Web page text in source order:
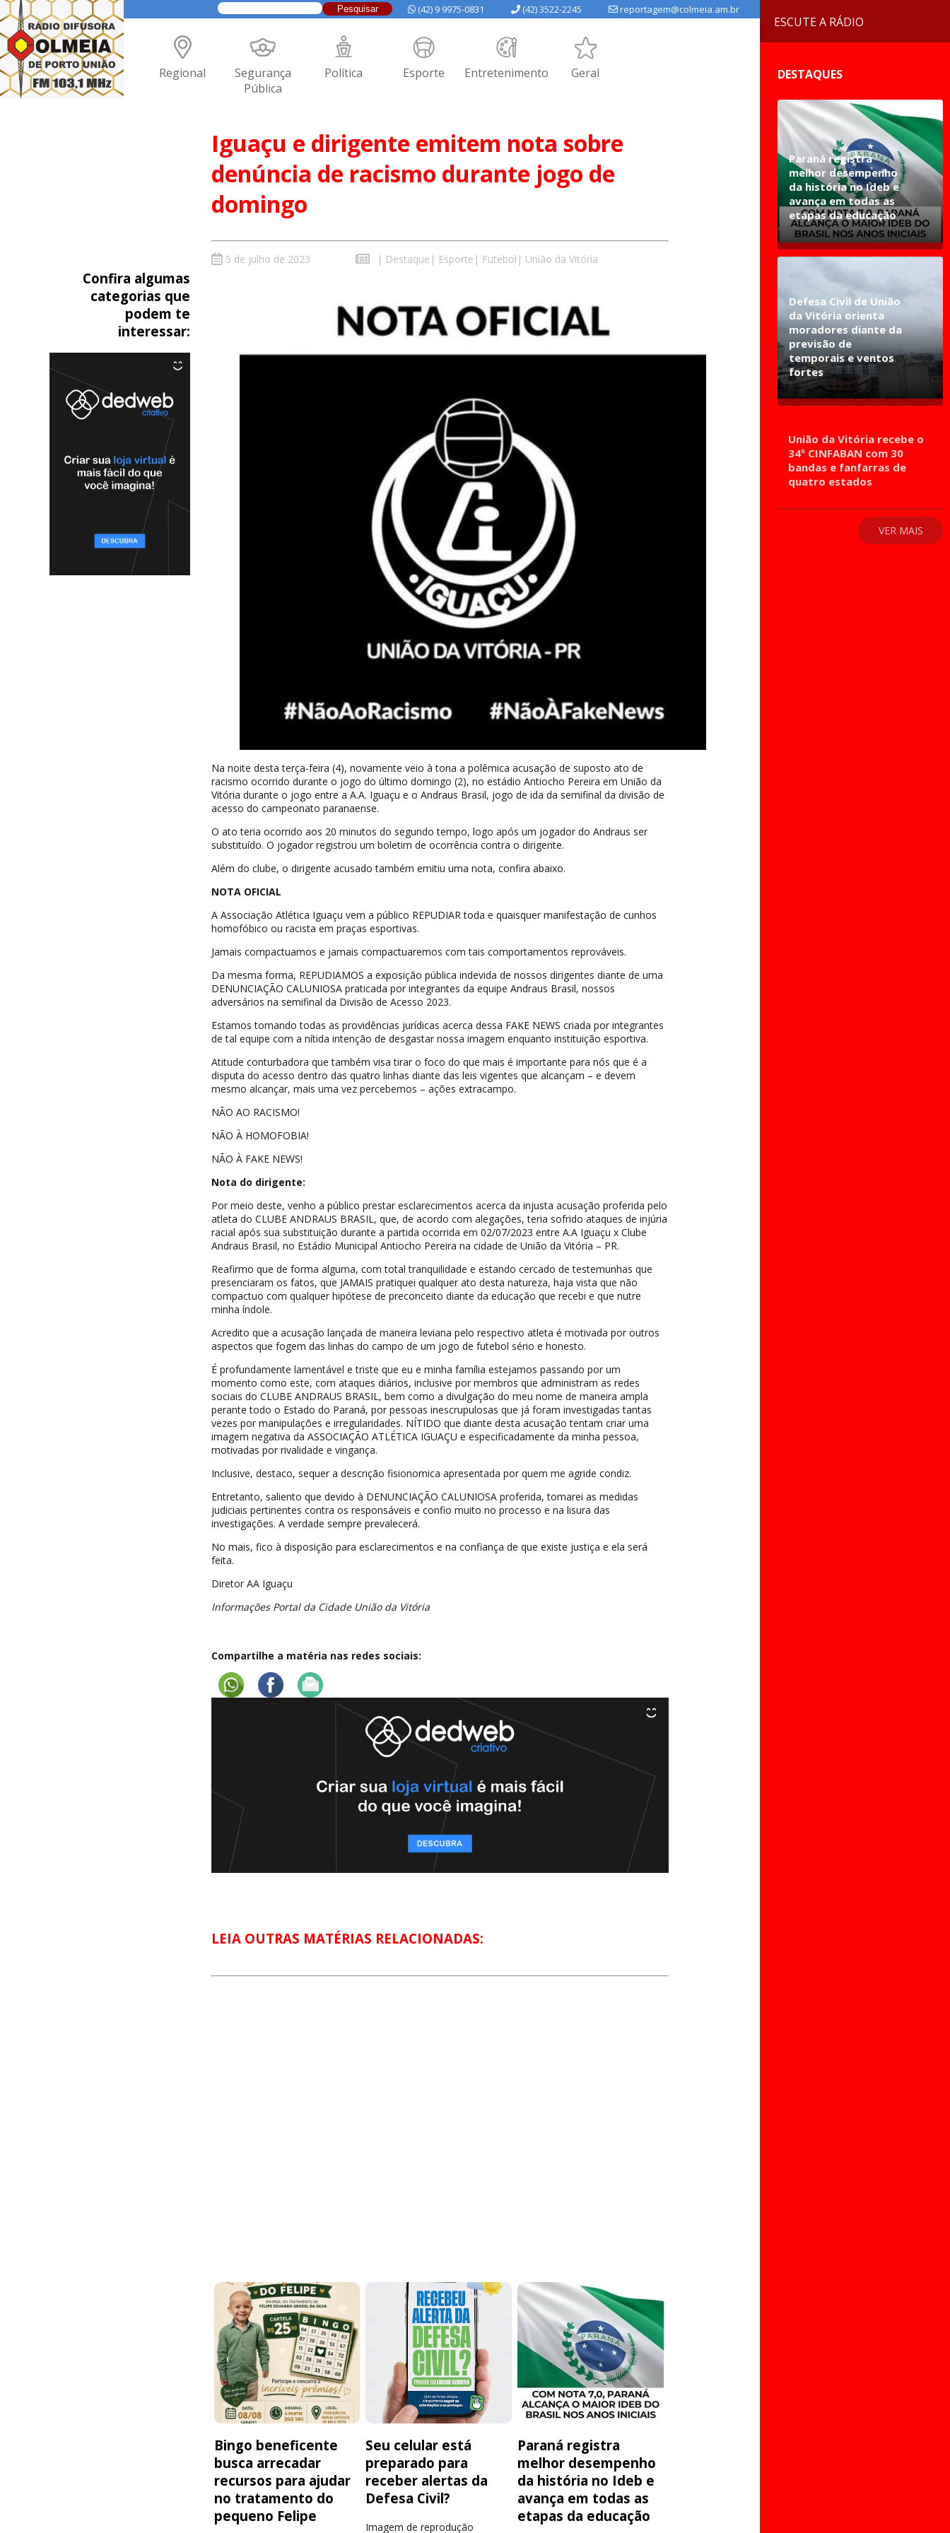
reportagem@colmeia.am.br
(42) 3522-2245
(42) 9 9975-0831
Regional Segurança
Pública
Política Esporte Entretenimento Geral
Iguaçu e dirigente emitem nota sobre
denúncia de racismo durante jogo de
domingo
Confira algumas
categorias que
podem te
interessar:
5 de julho de 2023 | Destaque | Esporte | Futebol | União da Vitória
Na noite desta terça-feira (4), novamente veio à tona a polêmica acusação de suposto ato de
racismo ocorrido durante o jogo do último domingo (2), no estádio Antiocho Pereira em União da
Vitória durante o jogo entre a A.A. Iguaçu e o Andraus Brasil, jogo de ida da semifinal da divisão de
acesso do campeonato paranaense.
O ato teria ocorrido aos 20 minutos do segundo tempo, logo após um jogador do Andraus ser
substituído. O jogador registrou um boletim de ocorrência contra o dirigente.
Além do clube, o dirigente acusado também emitiu uma nota, confira abaixo.
NOTA OFICIAL
A Associação Atlética Iguaçu vem a público REPUDIAR toda e quaisquer manifestação de cunhos
homofóbico ou racista em praças esportivas.
Jamais compactuamos e jamais compactuaremos com tais comportamentos reprováveis.
Da mesma forma, REPUDIAMOS a exposição pública indevida de nossos dirigentes diante de uma
DENUNCIAÇÃO CALUNIOSA praticada por integrantes da equipe Andraus Brasil, nossos
adversários na semifinal da Divisão de Acesso 2023.
Estamos tomando todas as providências jurídicas acerca dessa FAKE NEWS criada por integrantes
de tal equipe com a nítida intenção de desgastar nossa imagem enquanto instituição esportiva.
Atitude conturbadora que também visa tirar o foco do que mais é importante para nós que é a
disputa do acesso dentro das quatro linhas diante das leis vigentes que alcançam – e devem
mesmo alcançar, mais uma vez percebemos – ações extracampo.
NÃO AO RACISMO!
NÃO À HOMOFOBIA!
NÃO À FAKE NEWS!
Nota do dirigente:
Por meio deste, venho a público prestar esclarecimentos acerca da injusta acusação proferida pelo
atleta do CLUBE ANDRAUS BRASIL, que, de acordo com alegações, teria sofrido ataques de injúria
racial após sua substituição durante a partida ocorrida em 02/07/2023 entre A.A Iguaçu x Clube
Andraus Brasil, no Estádio Municipal Antiocho Pereira na cidade de União da Vitória – PR.
Reafirmo que de forma alguma, com total tranquilidade e estando cercado de testemunhas que
presenciaram os fatos, que JAMAIS pratiquei qualquer ato desta natureza, haja vista que não
compactuo com qualquer hipótese de preconceito diante da educação que recebi e que nutre
minha índole.
Acredito que a acusação lançada de maneira leviana pelo respectivo atleta é motivada por outros
aspectos que fogem das linhas do campo de um jogo de futebol sério e honesto.
É profundamente lamentável e triste que eu e minha família estejamos passando por um
momento como este, com ataques diários, inclusive por membros que administram as redes
sociais do CLUBE ANDRAUS BRASIL, bem como a divulgação do meu nome de maneira ampla
perante todo o Estado do Paraná, por pessoas inescrupulosas que já foram investigadas tantas
vezes por manipulações e irregularidades. NÍTIDO que diante desta acusação tentam criar uma
imagem negativa da ASSOCIAÇÃO ATLÉTICA IGUAÇU e especificadamente da minha pessoa,
motivadas por rivalidade e vingança.
Inclusive, destaco, sequer a descrição fisionomica apresentada por quem me agride condiz.
Entretanto, saliento que devido à DENUNCIAÇÃO CALUNIOSA proferida, tomarei as medidas
judiciais pertinentes contra os responsáveis e confio muito no processo e na lisura das
investigações. A verdade sempre prevalecerá.
No mais, fico à disposição para esclarecimentos e na confiança de que existe justiça e ela será
feita.
Diretor AA Iguaçu
Informações Portal da Cidade União da Vitória
Compartilhe a matéria nas redes sociais:
LEIA OUTRAS MATÉRIAS RELACIONADAS:
Bingo beneficente
busca arrecadar
recursos para ajudar
no tratamento do
pequeno Felipe
Seu celular está
preparado para
receber alertas da
Defesa Civil?
Imagem de reprodução
Paraná registra
melhor desempenho
da história no Ideb e
avança em todas as
etapas da educação
ESCUTE A RÁDIO
DESTAQUES
Paraná registra
melhor desempenho
da história no Ideb e
avança em todas as
etapas da educação
Defesa Civil de União
da Vitória orienta
moradores diante da
previsão de
temporais e ventos
fortes
União da Vitória recebe o
34º CINFABAN com 30
bandas e fanfarras de
quatro estados
VER MAIS